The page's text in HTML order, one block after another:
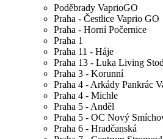
Poděbrady VaprioGO
Praha - Čestlice Vaprio GO
Praha - Horní Počernice
Praha 1
Praha 11 - Háje
Praha 13 - Luka Living
Praha 3 - Korunní
Praha 4 - Arkády Pankrác
Praha 4 - Michle
Praha 5 - Anděl
Praha 5 - OC Nový
Praha 6 - Hradčanská